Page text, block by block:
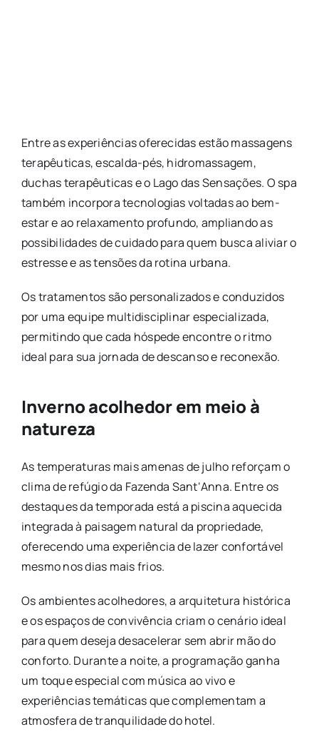
Entre as experiências oferecidas estão massagens
terapêuticas, escalda-pés, hidromassagem,
duchas terapêuticas e o Lago das Sensações. O spa
também incorpora tecnologias voltadas ao bem-
estar e ao relaxamento profundo, ampliando as
possibilidades de cuidado para quem busca aliviar o
estresse e as tensões da rotina urbana.
Os tratamentos são personalizados e conduzidos
por uma equipe multidisciplinar especializada,
permitindo que cada hóspede encontre o ritmo
ideal para sua jornada de descanso e reconexão.
Inverno acolhedor em meio à
natureza
As temperaturas mais amenas de julho reforçam o
clima de refúgio da Fazenda Sant‘Anna. Entre os
destaques da temporada está a piscina aquecida
integrada à paisagem natural da propriedade,
oferecendo uma experiência de lazer confortável
mesmo nos dias mais frios.
Os ambientes acolhedores, a arquitetura histórica
e os espaços de convivência criam o cenário ideal
para quem deseja desacelerar sem abrir mão do
conforto. Durante a noite, a programação ganha
um toque especial com música ao vivo e
experiências temáticas que complementam a
atmosfera de tranquilidade do hotel.